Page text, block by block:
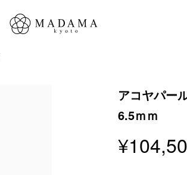
アコヤパー
6.5ｍｍ
¥